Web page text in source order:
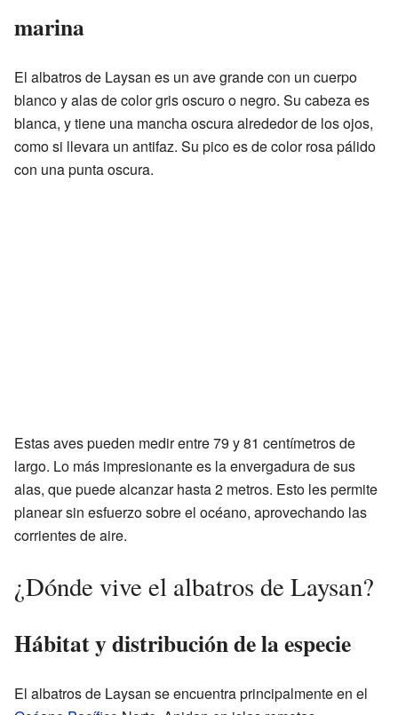
marina
El albatros de Laysan es un ave grande con un cuerpo
blanco y alas de color gris oscuro o negro. Su cabeza es
blanca, y tiene una mancha oscura alrededor de los ojos,
como si llevara un antifaz. Su pico es de color rosa pálido
con una punta oscura.
Estas aves pueden medir entre 79 y 81 centímetros de
largo. Lo más impresionante es la envergadura de sus
alas, que puede alcanzar hasta 2 metros. Esto les permite
planear sin esfuerzo sobre el océano, aprovechando las
corrientes de aire.
¿Dónde vive el albatros de Laysan?
Hábitat y distribución de la especie
El albatros de Laysan se encuentra principalmente en el